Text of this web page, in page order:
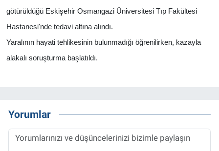
götürüldüğü Eskişehir Osmangazi Üniversitesi Tıp Fakültesi
Hastanesi'nde tedavi altına alındı.
Yaralının hayati tehlikesinin bulunmadığı öğrenilirken, kazayla
alakalı soruşturma başlatıldı.
Yorumlar